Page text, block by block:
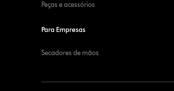
Peças e acessórios
Para Empresas
Secadores de mãos